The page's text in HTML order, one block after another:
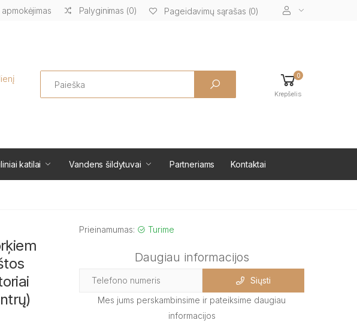
Palyginimas (0) Pageidavimų sąrašas (0)
Search 0
Krepšelis
katilai Vandens šildytuvai Partneriams Kontaktai
Prieinamumas: Turime
Daugiau informacijos
Siųsti
Mes jums perskambinsime ir pateiksime daugiau
informacijos